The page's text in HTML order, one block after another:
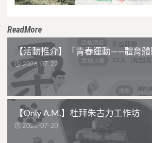
ReadMore
【活動推介】「青春運動——體育
2026-07-22
【Only A.M.】杜拜朱古力工作坊
2026-07-20